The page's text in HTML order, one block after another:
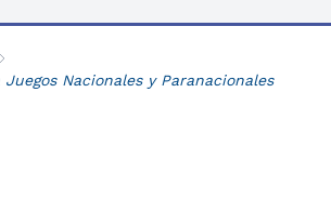
Nacionales y Paranacionales